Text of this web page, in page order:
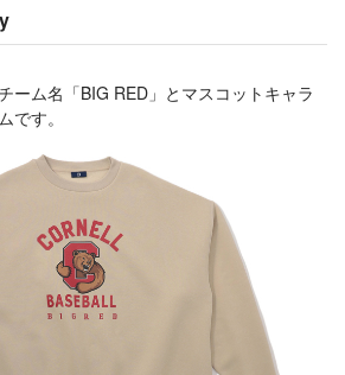
ーム名「BIG RED」とマスコットキャラ
です。